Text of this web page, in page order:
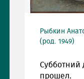
Рыбкин
(род. 1949)
Субботний
прошел.